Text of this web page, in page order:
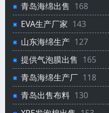
青岛海绵出售 168
EVA生产厂家 143
山东海绵生产 127
提供气泡膜出售 165
青岛海绵生产厂 118
青岛出售布料 130